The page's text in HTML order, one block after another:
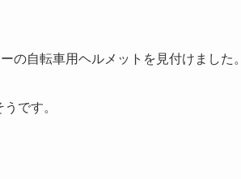
の自転車用ヘルメットを見付けました。
です。